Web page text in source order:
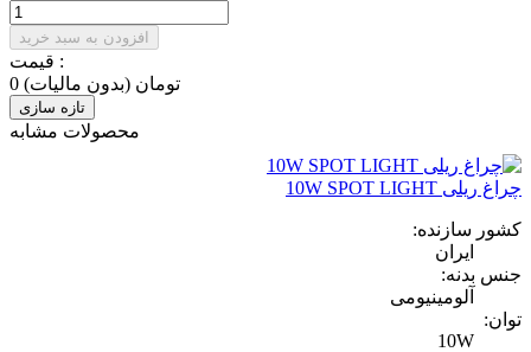
افزودن به سبد خرید
قیمت :
0 تومان (بدون مالیات)
محصولات مشابه
چراغ ریلی 10W SPOT LIGHT
کشور سازنده:
ایران
جنس بدنه:
آلومینیومی
توان:
10W